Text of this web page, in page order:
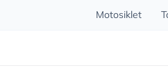
Motosiklet